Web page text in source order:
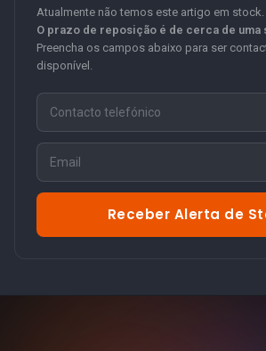
Atualmente não temos este artigo em stock.
O prazo de reposição é de cerca de uma
Preencha os campos abaixo para ser
disponível.
Receber Alerta de